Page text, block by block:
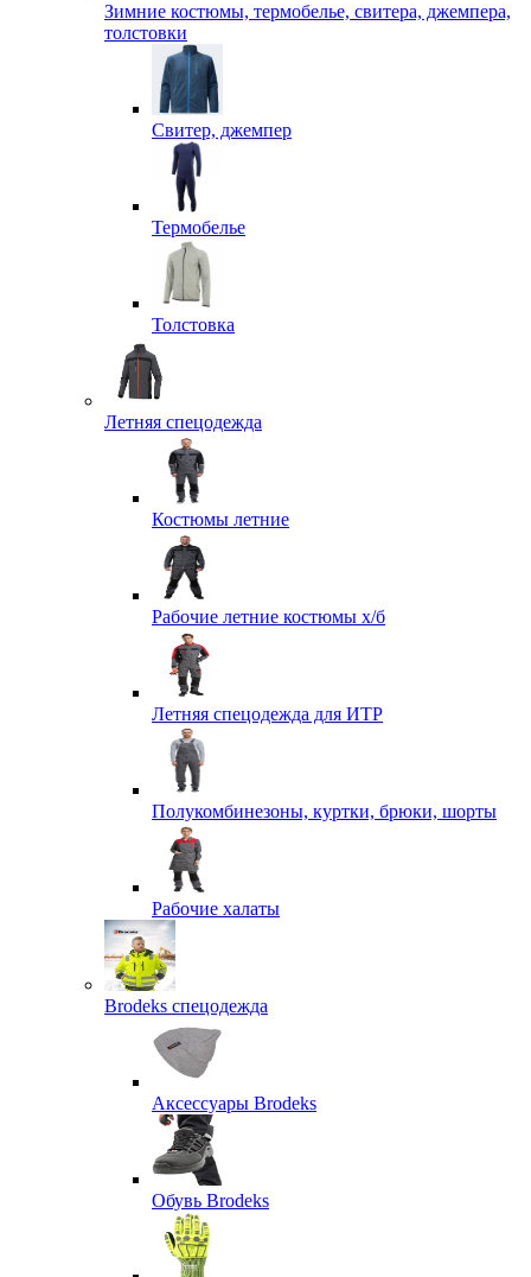
Зимние костюмы, термобелье, свитера, джемпера,
толстовки
Свитер, джемпер
Термобелье
Толстовка
Летняя спецодежда
Костюмы летние
Рабочие летние костюмы х/б
Летняя спецодежда для ИТР
Полукомбинезоны, куртки, брюки, шорты
Рабочие халаты
Brodeks спецодежда
Аксессуары Brodeks
Обувь Brodeks